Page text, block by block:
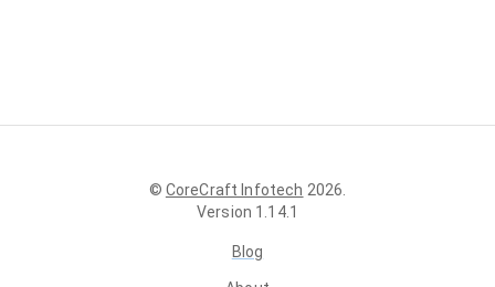
© CoreCraft Infotech 2026
Version 1.14.1
Blog